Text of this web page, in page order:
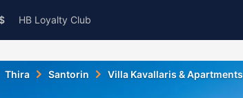
HB Loyalty Club
Thira Santorin Villa Kavallaris & Apartments